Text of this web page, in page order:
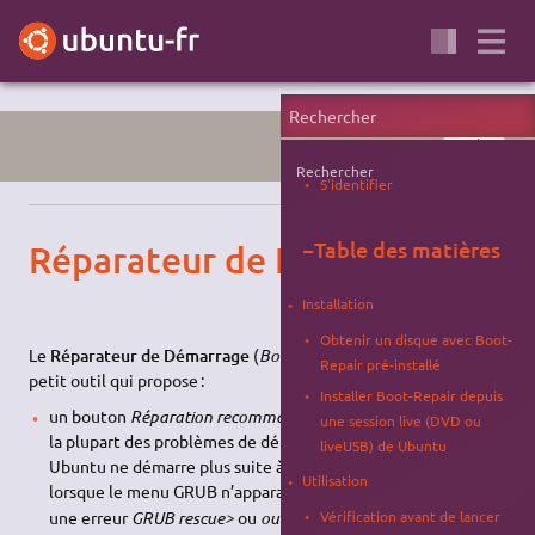
SYSTÈME
Réparateur de Démarrage
Le Réparateur de Démarrage (Boot-Repair
en anglais) est un
petit outil qui propose :
un bouton Réparation recommandée permettant de réparer
la plupart des problèmes de démarrage (par exemple lorsque
Ubuntu ne démarre plus suite à l'installation de Windows,
lorsque le menu GRUB n’apparaît plus1)ou lorsque vous avez
une erreurGRUB rescue>ou out-of-disk) ;
Rechercher
S'identifier
−Table des matières
Installation
Obtenir un disque avec Boot-
Repair pré-installé
Installer Boot-Repair depuis
une session live (DVD ou
liveUSB) de Ubuntu
Utilisation
Vérification avant de lancer